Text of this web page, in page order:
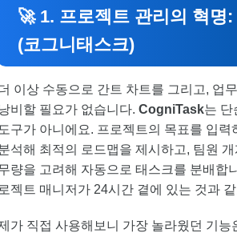
🚀 1. 프로젝트 관리의 혁명
(코그니태스크)
이상 수동으로 간트 차트를 그리고, 업
비할 필요가 없습니다.CogniTask는 단
구가 아니에요. 프로젝트의 목표를 입력
석해 최적의 로드맵을 제시하고, 팀원
량을 고려해 자동으로 태스크를 분배합
젝트 매니저가 24시간 곁에 있는 것과
가 직접 사용해보니 가장 놀라웠던 기능